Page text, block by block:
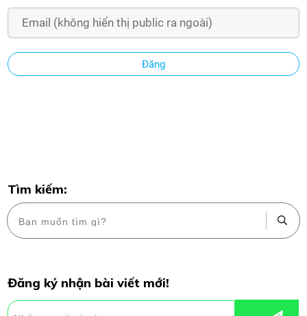
Đăng
Tìm kiếm:
Đăng ký nhận bài viết mới!